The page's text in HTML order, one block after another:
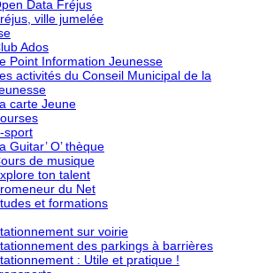
Data Fréjus
ville jumelée
Ados
Point Information Jeunesse
activités du Conseil Municipal de la
carte Jeune
sport
Guitar’ O’ thèque
de musique
ton talent
du Net
et formations
sur voirie
des parkings à barrières
: Utile et pratique !